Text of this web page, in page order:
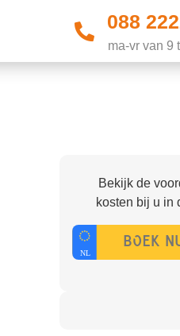
088
ma-vr van 9
Bekijk de
kosten bij u in